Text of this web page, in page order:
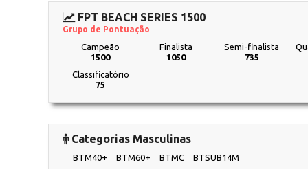
FPT BEACH SERIES 1500
Grupo de Pontuação
Campeão
1500
Finalista
1050
Semi-finalista
735
Classificatório
75
Categorias Masculinas
BTM40+ BTM60+ BTMC BTSUB14M